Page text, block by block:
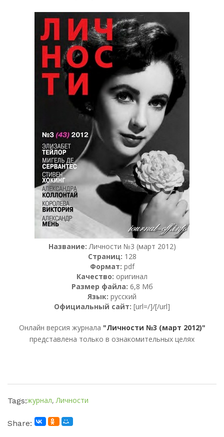
Название: Личности №3 (март 2012)
Страниц: 128
Формат: pdf
Качество: оригинал
Размер файла: 6,8 Мб
Язык: русский
Официальный сайт: [url=/]/[/url]
Онлайн версия журнала "Личности №3 (март 2012)"
представлена только в ознакомительных целях
Tags:журнал,Личности
Share: